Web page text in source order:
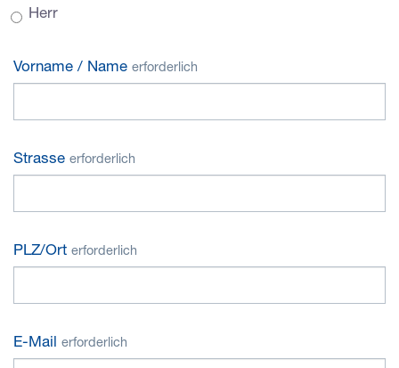
Herr
Vorname / Name erforderlich
Strasse erforderlich
PLZ/Ort erforderlich
E-Mail erforderlich